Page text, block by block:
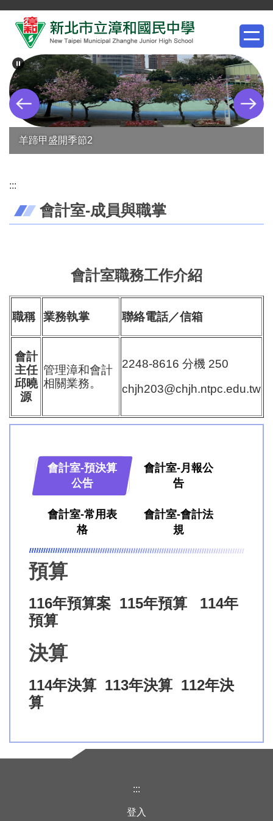
要
內
容
區
羊蹄甲盛開季節2
:::
會計室-成員與職掌
會計室職務工作介紹
職稱 業務執掌 聯絡電話／信箱
會計
主任
邱曉
源
管理漳和會計
相關業務。
2248-8616 分機 250
chjh203@chjh.ntpc.edu.tw
會計室-預決算
公告
會計室-月報公
告
會計室-常用表
格
會計室-會計法
規
預算
116年預算案 115年預算
114年
預算
決算
114年決算 113年決算 112年決
算
:::
登入